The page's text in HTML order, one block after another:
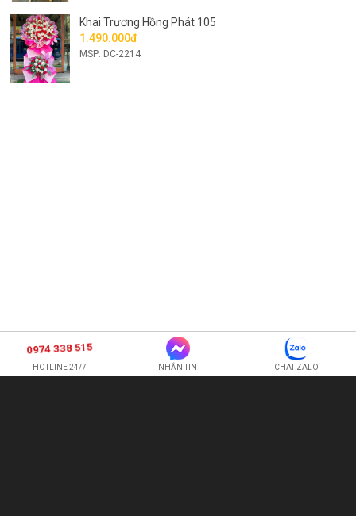
Khai Trương Hồng Phát 105
1.490.000đ
MSP: DC-2214
0974 338 515
HOTLINE 24/7 NHẮN TIN CHAT ZALO